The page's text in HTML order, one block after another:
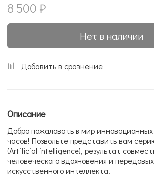
8 500 ₽
Нет в наличии
Добавить в сравнение
Описание
Добро пожаловать в мир
часов! Позвольте представить вам
(Artificial intelligence), результат
человеческого вдохновения и
искусственного интеллекта.